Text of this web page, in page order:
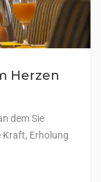
Herzen
dem Sie
Kraft, Erholung